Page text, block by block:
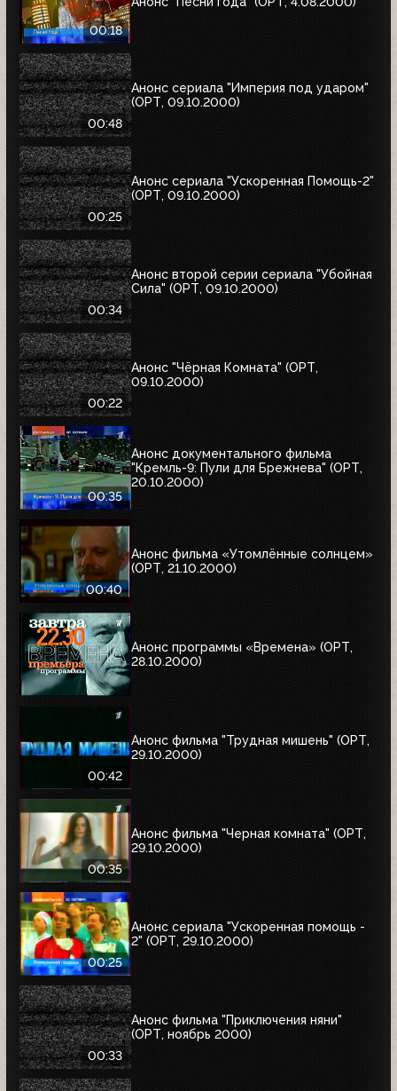
00:18
00:48
Анонс сериала "Империя под ударом"
(ОРТ, 09.10.2000)
00:25
Анонс сериала "Ускоренная Помощь-2"
(ОРТ, 09.10.2000)
00:34
Анонс второй серии сериала "Убойная
Сила" (ОРТ, 09.10.2000)
00:22
Анонс "Чёрная Комната" (ОРТ,
09.10.2000)
00:35
Анонс документального фильма
"Кремль-9: Пули для Брежнева" (ОРТ,
20.10.2000)
00:40
Анонс фильма «Утомлённые солнцем»
(ОРТ, 21.10.2000)
Анонс программы «Времена» (ОРТ,
28.10.2000)
00:42
Анонс фильма "Трудная мишень" (ОРТ,
29.10.2000)
00:35
Анонс фильма "Черная комната" (ОРТ,
29.10.2000)
00:25
Анонс сериала "Ускоренная помощь -
2" (ОРТ, 29.10.2000)
00:33
Анонс фильма "Приключения няни"
(ОРТ, ноябрь 2000)